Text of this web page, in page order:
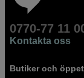
0770-77 11
Kontakta oss
Butiker och